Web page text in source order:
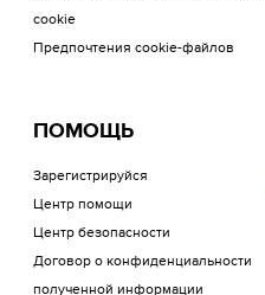
cookie
Предпочтения cookie-файлов
ПОМОЩЬ
Зарегистрируйся
Центр помощи
Центр безопасности
Договор о конфиденциальности
полученной информации